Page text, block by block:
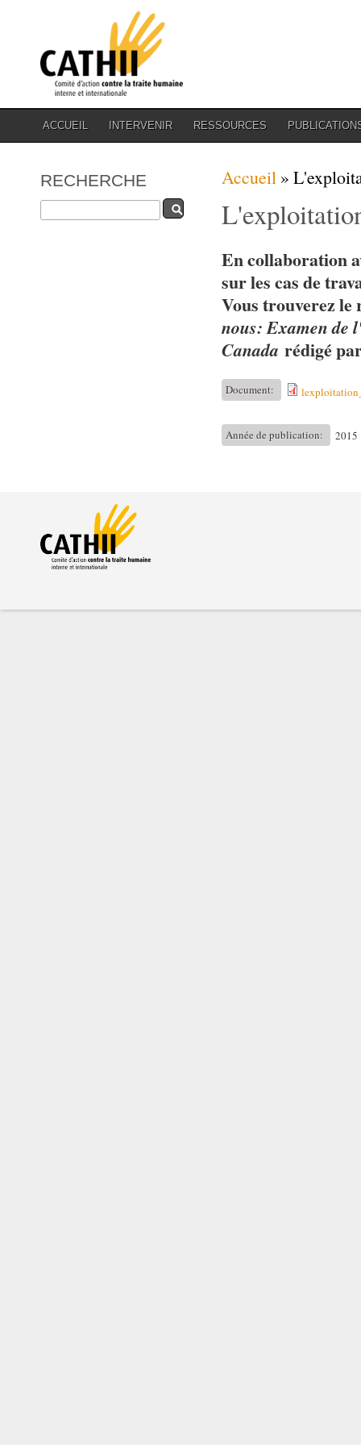
ACCUEIL INTERVENIR RESSOURCES
RECHERCHE
Rechercher
Vous êtes ici
Accueil »
En collaboration
sur les cas de
Vous trouverez
nous: Examen de
Canada rédigé
Document:
Année de publication: 2015